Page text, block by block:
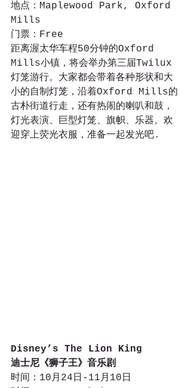
地点：Maplewood Park, Oxford
Mills
门票：Free
距离渥太华车程50分钟的Oxford
Mills小镇，将会举办第三届Twilux
灯笼游行。大家都会带着各种形状和大
小的自制灯笼，沿着Oxford Mills的
古朴街道行走，还有热闹的喇叭和鼓，
灯光表演、巨型灯笼、旗帜、乐器。欢
迎穿上荧光衣服，准备一起发光吧.
Disney’s The Lion King
迪士尼《狮子王》音乐剧
时间：10月24日-11月10日